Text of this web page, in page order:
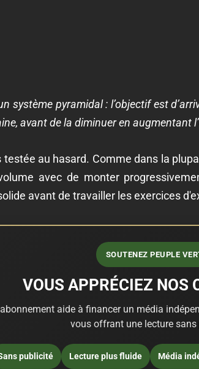
système pyramidal : l’objectif est
avant de la diminuer en augmentant
testée au hasard. Comme dans la
avec de monter
avant de travailler les exercices
SOUTENEZ PEUPLE
VOUS APPRÉCIEZ NOS
aide à financer un média
vous offrant une lecture sans
publicité Lecture plus fluide Média